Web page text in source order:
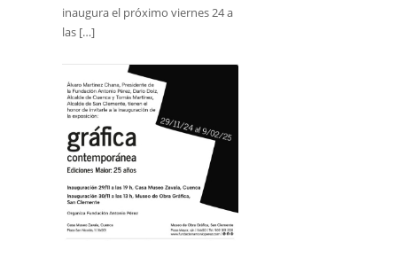
inaugura el próximo viernes 24 a
las […]